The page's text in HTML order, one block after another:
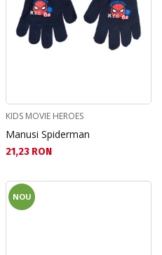
KIDS MOVIE HEROES
Manusi Spiderman
Текуща цена:
21,23 RON
NOU